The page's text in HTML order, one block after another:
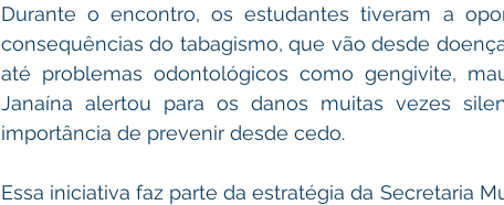
Durante o encontro, os estudantes tiveram a
consequências do tabagismo, que vão desde
até problemas odontológicos como gengivite,
Janaína alertou para os danos muitas vezes
importância de prevenir desde cedo.
Essa iniciativa faz parte da estratégia da Secretaria